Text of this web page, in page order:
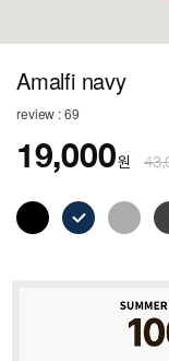
Amalfi navy
review : 69
19,000원